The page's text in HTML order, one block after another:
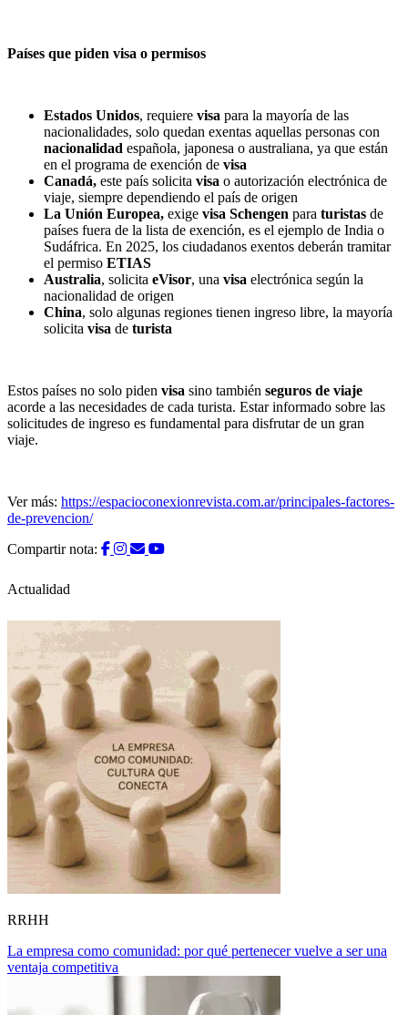
Países que piden visa o permisos
Estados Unidos, requiere visa para la mayoría de las
nacionalidades, solo quedan exentas aquellas personas con
nacionalidad española, japonesa o australiana, ya que están
en el programa de exención de visa
Canadá, este país solicita visa o autorización electrónica de
viaje, siempre dependiendo el país de origen
La Unión Europea, exige visa Schengen para turistas de
países fuera de la lista de exención, es el ejemplo de India o
Sudáfrica. En 2025, los ciudadanos exentos deberán tramitar
el permiso ETIAS
Australia, solicita eVisor, una visa electrónica según la
nacionalidad de origen
China, solo algunas regiones tienen ingreso libre, la mayoría
solicita visa de turista
Estos países no solo piden visa sino también seguros de viaje
acorde a las necesidades de cada turista. Estar informado sobre las
solicitudes de ingreso es fundamental para disfrutar de un gran
viaje.
Ver más: https://espacioconexionrevista.com.ar/principales-factores-
de-prevencion/
Compartir nota:
Actualidad
RRHH
La empresa como comunidad: por qué pertenecer vuelve a ser una
ventaja competitiva